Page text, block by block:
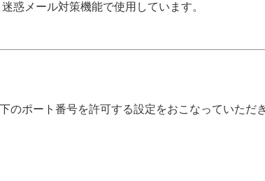
惑メール対策機能で使用しています。
のポート番号を許可する設定をおこなっていただ